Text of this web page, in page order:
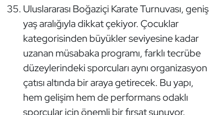
Uluslararası Boğaziçi Karate Turnuvası, geniş
yaş aralığıyla dikkat çekiyor. Çocuklar
kategorisinden büyükler seviyesine kadar
uzanan müsabaka programı, farklı tecrübe
düzeylerindeki sporcuları aynı organizasyon
çatısı altında bir araya getirecek. Bu yapı,
hem gelişim hem de performans odaklı
sporcular için önemli bir fırsat sunuyor.
Motor Sporları
Muay Thai
Okçuluk
Optimist
Oryantiring